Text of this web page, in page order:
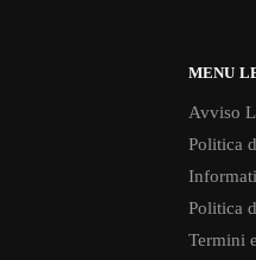
MENU
Avviso
Politica
Politica
Termini